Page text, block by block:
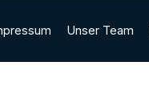
Unser Team